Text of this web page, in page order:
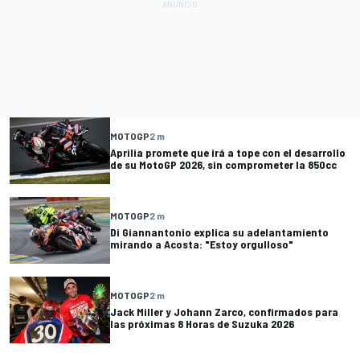
MOTOGP2 m
Aprilia promete que irá a tope con el desarrollo
de su MotoGP 2026, sin comprometer la 850cc
MOTOGP2 m
Di Giannantonio explica su adelantamiento
mirando a Acosta: "Estoy orgulloso"
MOTOGP2 m
Jack Miller y Johann Zarco, confirmados para
las próximas 8 Horas de Suzuka 2026